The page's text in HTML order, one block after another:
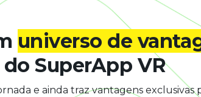
universo de
SuperApp VR
e ainda traz vantagens exclusivas